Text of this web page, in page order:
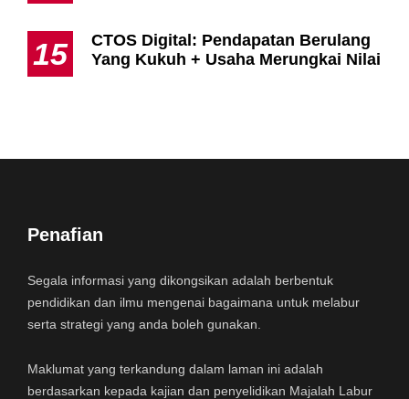
15
CTOS Digital: Pendapatan Berulang
Yang Kukuh + Usaha Merungkai Nilai
Penafian
Segala informasi yang dikongsikan adalah berbentuk
pendidikan dan ilmu mengenai bagaimana untuk melabur
serta strategi yang anda boleh gunakan.
Maklumat yang terkandung dalam laman ini adalah
berdasarkan kepada kajian dan penyelidikan Majalah Labur